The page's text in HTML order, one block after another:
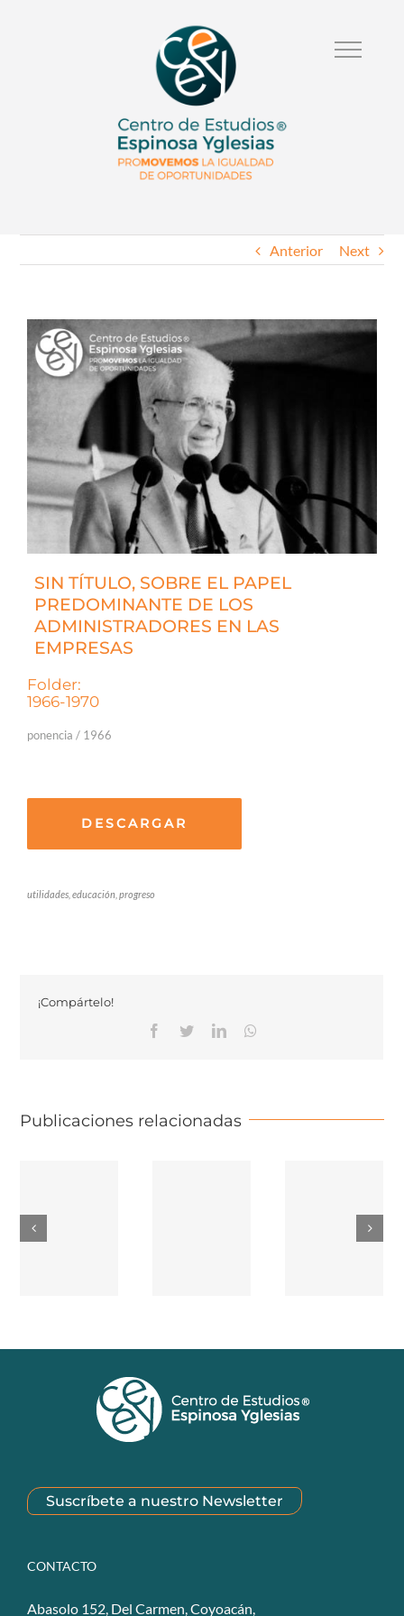
Anterior Next
SIN TÍTULO, SOBRE EL PAPEL
PREDOMINANTE DE LOS
ADMINISTRADORES EN LAS
EMPRESAS
Folder:
1966-1970
ponencia / 1966
DESCARGAR
utilidades, educación, progreso
¡Compártelo!
Facebook
TwitterLinkedinWhatsapp
Publicaciones relacionadas
Suscríbete a nuestro Newsletter
CONTACTO
Abasolo 152, Del Carmen, Coyoacán,